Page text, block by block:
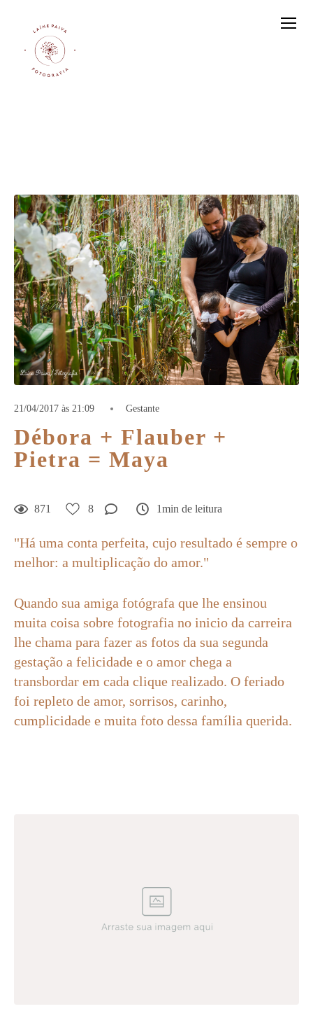
21/04/2017 às 21:09 Gestante
Débora + Flauber +
Pietra = Maya
871 8 1min de leitura
"Há uma conta perfeita, cujo resultado é sempre o
melhor: a multiplicação do amor."
Quando sua amiga fotógrafa que lhe ensinou
muita coisa sobre fotografia no inicio da carreira
lhe chama para fazer as fotos da sua segunda
gestação a felicidade e o amor chega a
transbordar em cada clique realizado. O feriado
foi repleto de amor, sorrisos, carinho,
cumplicidade e muita foto dessa família querida.